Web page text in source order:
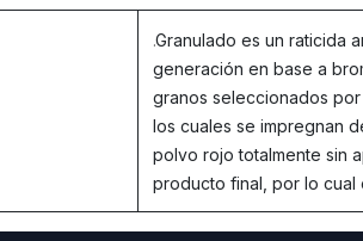
.Granulado es un raticida
generación en base a
granos seleccionados
los cuales se impregnan
polvo rojo totalmente sin
producto final, por lo cual